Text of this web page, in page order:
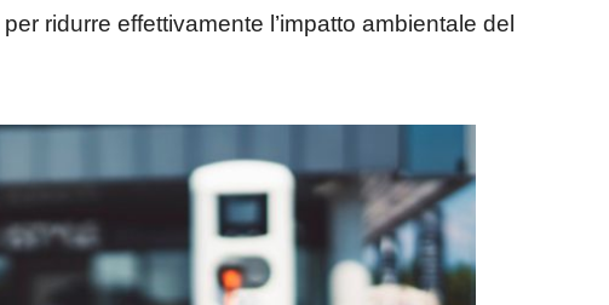
ridurre effettivamente l’impatto ambientale del